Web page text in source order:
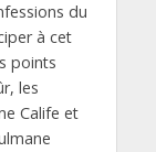
du
à cet
points
les
Calife et